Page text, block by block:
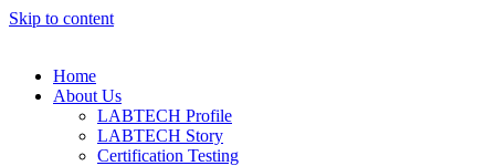
Skip to content
Home
About Us
LABTECH Profile
LABTECH Story
Certification Testing